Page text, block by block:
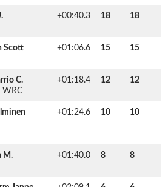
+00:40.3 18 18
Scott
+01:06.6 15 15
C.
WRC
+01:18.4 12 12
+01:24.6 10 10
M.
+01:40.0 8 8